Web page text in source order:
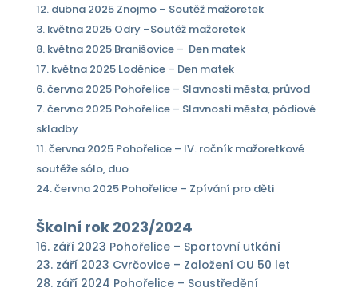
12. dubna 2025 Znojmo – Soutěž mažoretek
3. května 2025 Odry –Soutěž mažoretek
8. května 2025 Branišovice – Den matek
17. května 2025 Loděnice – Den matek
6. června 2025 Pohořelice – Slavnosti města, průvod
7. června 2025 Pohořelice – Slavnosti města, pódiové
skladby
11. června 2025 Pohořelice – IV. ročník mažoretkové
soutěže sólo, duo
24. června 2025 Pohořelice – Zpívání pro děti
Školní rok 2023/2024
16. září 2023 Pohořelice – Sportovní utkání
23. září 2023 Cvrčovice – Založení OU 50 let
28. září 2024 Pohořelice – Soustředění